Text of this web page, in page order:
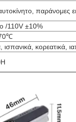
παράνομες
/110V ±10%
ισπανικά, κορεατικά,